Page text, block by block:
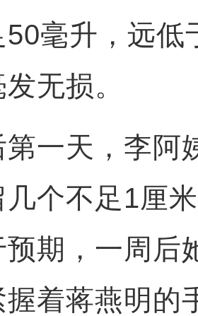
50毫升，远低
无损。
天，李阿
几个不足1厘
期，一周后
握着蒋燕明的